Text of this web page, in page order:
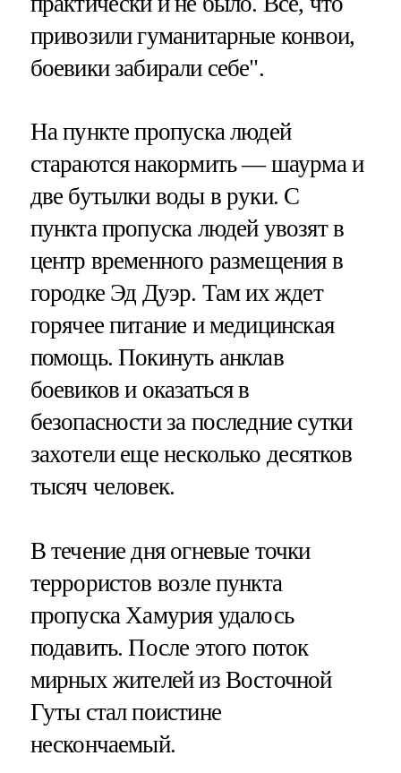
привозили гуманитарные конвои,
боевики забирали себе".
На пункте пропуска людей
стараются накормить — шаурма и
две бутылки воды в руки. С
пункта пропуска людей увозят в
центр временного размещения в
городке Эд Дуэр. Там их ждет
горячее питание и медицинская
помощь. Покинуть анклав
боевиков и оказаться в
безопасности за последние сутки
захотели еще несколько десятков
тысяч человек.
В течение дня огневые точки
террористов возле пункта
пропуска Хамурия удалось
подавить. После этого поток
мирных жителей из Восточной
Гуты стал поистине
нескончаемый.